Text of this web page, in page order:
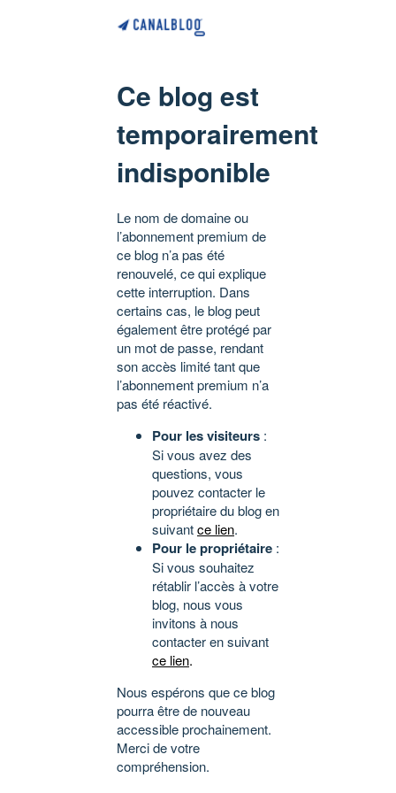
Ce blog est
temporairement
indisponible
Le nom de domaine ou
l’abonnement premium de
ce blog n’a pas été
renouvelé, ce qui explique
cette interruption. Dans
certains cas, le blog peut
également être protégé par
un mot de passe, rendant
son accès limité tant que
l’abonnement premium n’a
pas été réactivé.
Pour les visiteurs :
Si vous avez des
questions, vous
pouvez contacter le
propriétaire du blog en
suivantce lien.
Pour le propriétaire :
Si vous souhaitez
rétablir l’accès à votre
blog, nous vous
invitons à nous
contacter en suivant
ce lien.
Nous espérons que ce blog
pourra être de nouveau
accessible prochainement.
Merci de votre
compréhension.